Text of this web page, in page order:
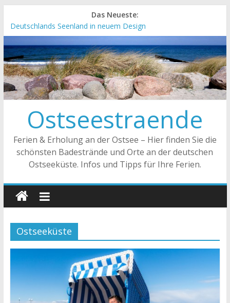
Das Neueste:
Deutschlands Seenland in neuem Design
„Kellenhusen nach Hause bestellen“ Neuer Online-Shop
verfügbar
Neue Camping-Broschüre der Ostsee Schleswig-Holstein
Neues Urlaubsmagazin für Mecklenburg-Vorpommern
erschienen
Meck-Pomm Short News Januar
Ostseestraende
Ferien & Erholung an der Ostsee – Hier finden Sie die
schönsten Badestrände und Orte an der deutschen
Ostseeküste. Infos und Tipps für Ihre Ferien.
Ostseeküste